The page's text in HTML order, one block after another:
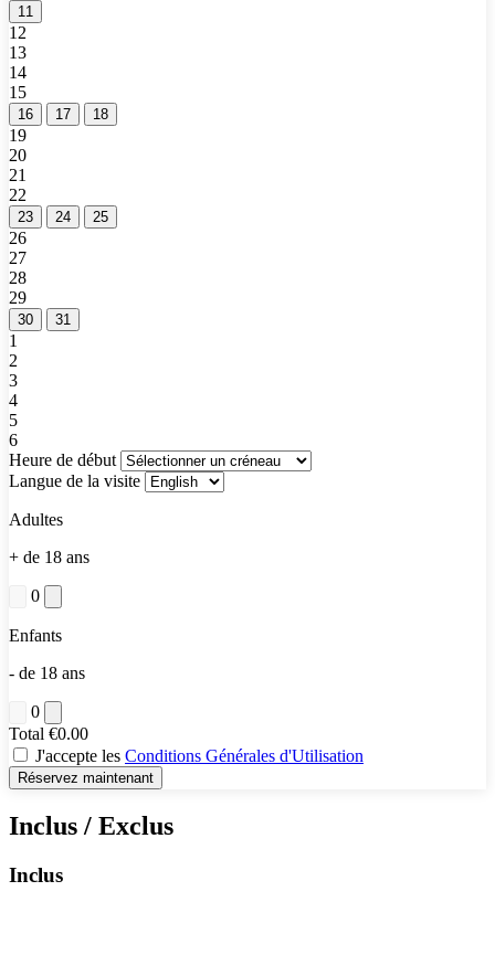
11
12
13
14
15
16 17 18
19
20
21
22
23 24 25
26
27
28
29
30 31
1
2
3
4
5
6
Heure de début
Langue de la visite
Adultes
+ de 18 ans
0
Enfants
- de 18 ans
0
Total €0.00
J'accepte les Conditions Générales d'Utilisation
Réservez maintenant
Inclus / Exclus
Inclus